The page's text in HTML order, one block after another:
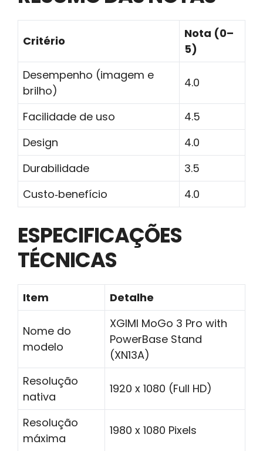
Critério
Nota (0–
5)
Desempenho (imagem e
brilho)
4.0
Facilidade de uso
4.5
Design
4.0
Durabilidade
3.5
Custo‑benefício
4.0
ESPECIFICAÇÕES
TÉCNICAS
Item Detalhe
Nome do
modelo
XGIMI MoGo 3 Pro with
PowerBase Stand
(XN13A)
Resolução
nativa
1920 x 1080 (Full HD)
Resolução
máxima
1980 x 1080 Pixels